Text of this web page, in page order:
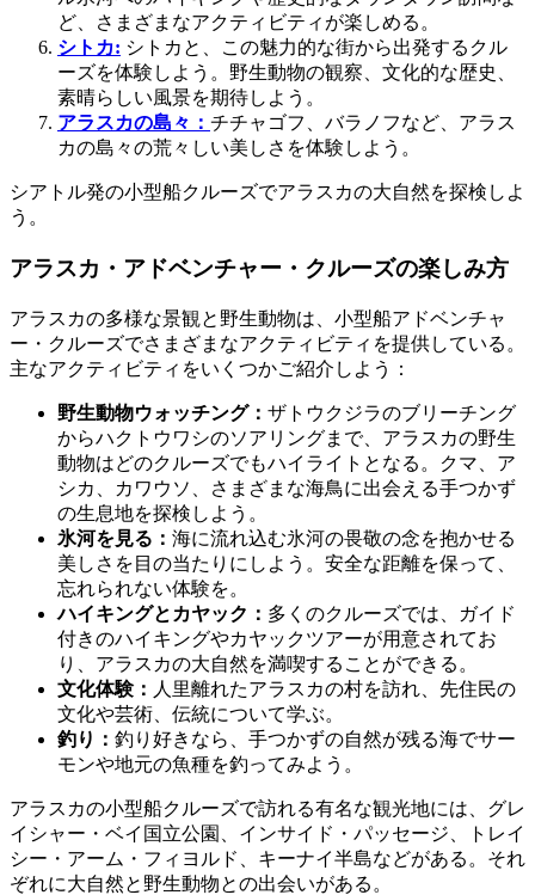
ど、さまざまなアクティビティが楽しめる。
シトカ: シトカと、この魅力的な街から出発するクル
ーズを体験しよう。野生動物の観察、文化的な歴史、
素晴らしい風景を期待しよう。
アラスカの島々： チチャゴフ、バラノフなど、アラス
カの島々の荒々しい美しさを体験しよう。
シアトル発の小型船クルーズでアラスカの大自然を探検しよ
う。
アラスカ・アドベンチャー・クルーズの楽しみ方
アラスカの多様な景観と野生動物は、小型船アドベンチャ
ー・クルーズでさまざまなアクティビティを提供している。
主なアクティビティをいくつかご紹介しよう：
野生動物ウォッチング： ザトウクジラのブリーチング
からハクトウワシのソアリングまで、アラスカの野生
動物はどのクルーズでもハイライトとなる。クマ、ア
シカ、カワウソ、さまざまな海鳥に出会える手つかず
の生息地を探検しよう。
氷河を見る： 海に流れ込む氷河の畏敬の念を抱かせる
美しさを目の当たりにしよう。安全な距離を保って、
忘れられない体験を。
ハイキングとカヤック： 多くのクルーズでは、ガイド
付きのハイキングやカヤックツアーが用意されてお
り、アラスカの大自然を満喫することができる。
文化体験： 人里離れたアラスカの村を訪れ、先住民の
文化や芸術、伝統について学ぶ。
釣り： 釣り好きなら、手つかずの自然が残る海でサー
モンや地元の魚種を釣ってみよう。
アラスカの小型船クルーズで訪れる有名な観光地には、グレ
イシャー・ベイ国立公園、インサイド・パッセージ、トレイ
シー・アーム・フィヨルド、キーナイ半島などがある。それ
ぞれに大自然と野生動物との出会いがある。